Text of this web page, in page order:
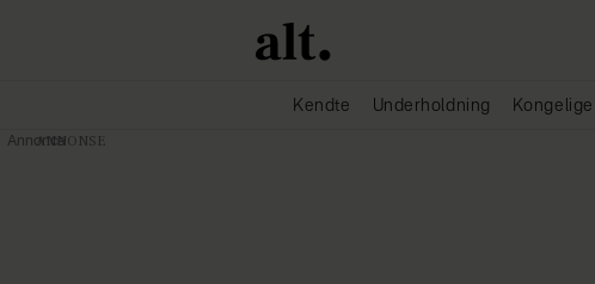
Kendte Underholdning Kongelige
Annonce